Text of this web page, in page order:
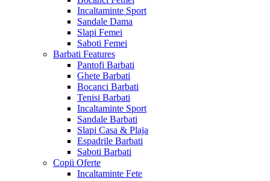
Incaltaminte Sport
Sandale Dama
Slapi Femei
Saboti Femei
Barbati Features
Pantofi Barbati
Ghete Barbati
Bocanci Barbati
Tenisi Barbati
Incaltaminte Sport
Sandale Barbati
Slapi Casa & Plaja
Espadrile Barbati
Saboti Barbati
Copii Oferte
Incaltaminte Fete